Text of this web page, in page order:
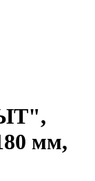
мм,